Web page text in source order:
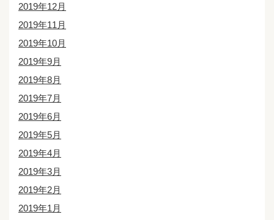
2019年12月
2019年11月
2019年10月
2019年9月
2019年8月
2019年7月
2019年6月
2019年5月
2019年4月
2019年3月
2019年2月
2019年1月